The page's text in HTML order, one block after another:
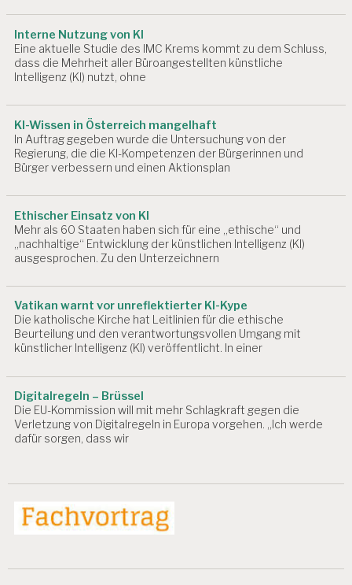
Interne Nutzung von KI
Eine aktuelle Studie des IMC Krems kommt zu dem Schluss,
dass die Mehrheit aller Büroangestellten künstliche
Intelligenz (KI) nutzt, ohne
KI-Wissen in Österreich mangelhaft
In Auftrag gegeben wurde die Untersuchung von der
Regierung, die die KI-Kompetenzen der Bürgerinnen und
Bürger verbessern und einen Aktionsplan
Ethischer Einsatz von KI
Mehr als 60 Staaten haben sich für eine „ethische“ und
„nachhaltige“ Entwicklung der künstlichen Intelligenz (KI)
ausgesprochen. Zu den Unterzeichnern
Vatikan warnt vor unreflektierter KI-Kype
Die katholische Kirche hat Leitlinien für die ethische
Beurteilung und den verantwortungsvollen Umgang mit
künstlicher Intelligenz (KI) veröffentlicht. In einer
Digitalregeln – Brüssel
Die EU-Kommission will mit mehr Schlagkraft gegen die
Verletzung von Digitalregeln in Europa vorgehen. „Ich werde
dafür sorgen, dass wir